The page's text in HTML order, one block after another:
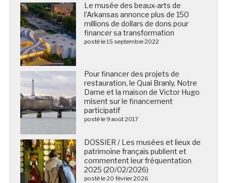
Le musée des beaux-arts de
l’Arkansas annonce plus de 150
millions de dollars de dons pour
financer sa transformation
posté le 15 septembre 2022
Pour financer des projets de
restauration, le Quai Branly, Notre
Dame et la maison de Victor Hugo
misent sur le financement
participatif
posté le 9 août 2017
DOSSIER / Les musées et lieux de
patrimoine français publient et
commentent leur fréquentation
2025 (20/02/2026)
posté le 20 février 2026